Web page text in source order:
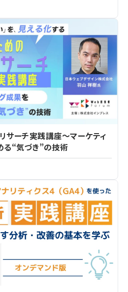
サーチ実践講座～マーケティ
る“気づき”の技術